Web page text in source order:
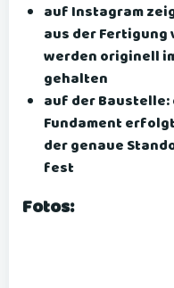
auf Instagram
aus der Fertigung
werden originell
gehalten
auf der Baustelle:
Fundament
der genaue
fest
Fotos: